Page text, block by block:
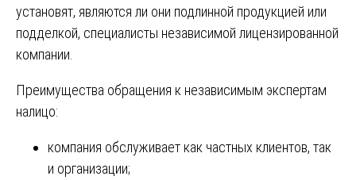
установят, являются ли они подлинной продукцией или
подделкой, специалисты независимой лицензированной
компании.
Преимущества обращения к независимым экспертам
налицо:
компания обслуживает как частных клиентов, так
и организации;